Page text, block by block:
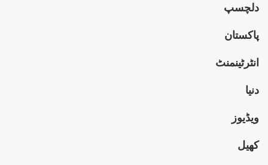
دلچسپ
پاکستان
انٹرٹینمنٹ
دنیا
ویڈیوز
کھیل